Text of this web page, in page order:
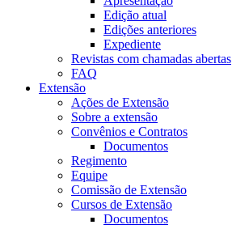
Edição atual
Edições anteriores
Expediente
Revistas com chamadas abertas
FAQ
Extensão
Ações de Extensão
Sobre a extensão
Convênios e Contratos
Documentos
Regimento
Equipe
Comissão de Extensão
Cursos de Extensão
Documentos